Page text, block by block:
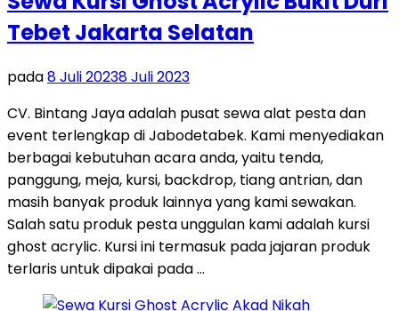
Tebet Jakarta Selatan
pada8 Juli 20238 Juli 2023
CV. Bintang Jaya adalah pusat sewa alat pesta dan
event terlengkap di Jabodetabek. Kami menyediakan
berbagai kebutuhan acara anda, yaitu tenda,
panggung, meja, kursi, backdrop, tiang antrian, dan
masih banyak produk lainnya yang kami sewakan.
Salah satu produk pesta unggulan kami adalah kursi
ghost acrylic. Kursi ini termasuk pada jajaran produk
terlaris untuk dipakai pada …